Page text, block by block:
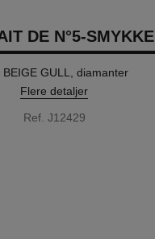
DE N°5-SMYKKE
BEIGE GULL, diamanter
Flere detaljer
Ref. J12429